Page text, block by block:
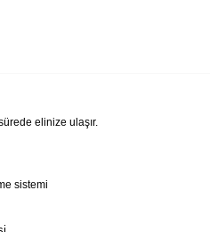
elinize ulaşır.
sistemi